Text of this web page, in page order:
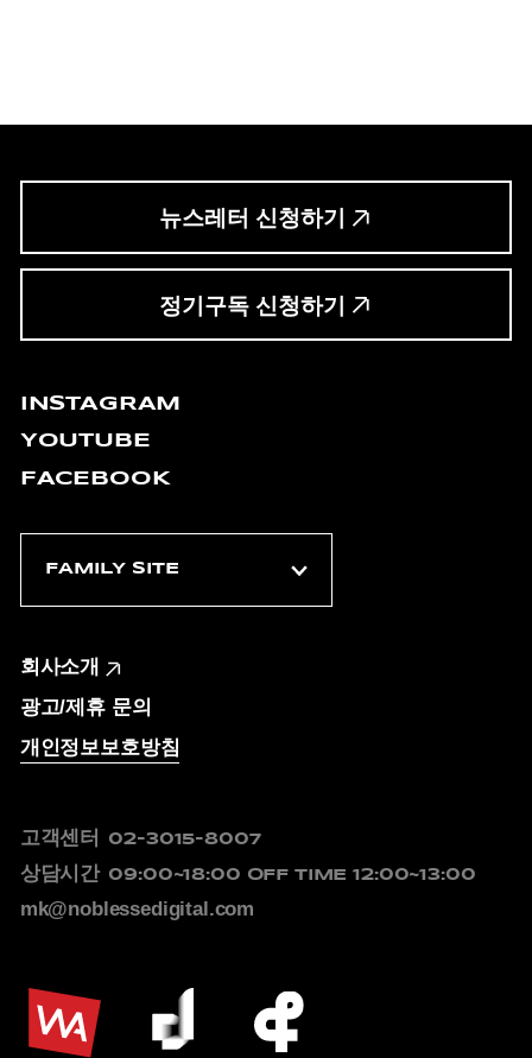
뉴스레터 신청하기
정기구독 신청하기
INSTAGRAM
YOUTUBE
FACEBOOK
회사소개
광고/제휴 문의
개인정보보호방침
고객센터 02-3015-8007
상담시간 09:00~18:00 OFF TIME 12:00~13:00
mk@noblessedigital.com